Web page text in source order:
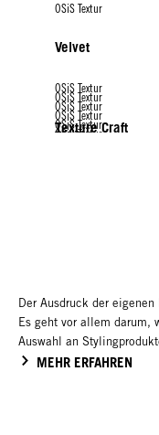
OSiS Textur
Velvet
OSiS Textur
Texture Craft
OSiS Textur
Thrill
OSiS Textur
OSiS Textur
OSiS Textur
OSiS Textur
Der Ausdruck der
Es geht vor allem darum,
Auswahl an
MEHR ERFAHREN